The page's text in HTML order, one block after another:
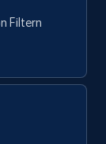
Filtern